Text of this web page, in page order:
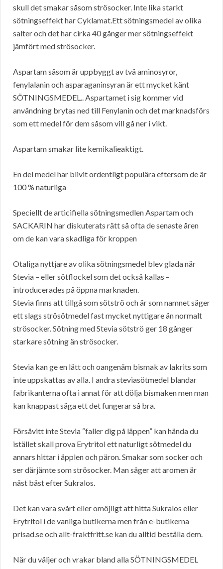
skull det smakar såsom strösocker. Inte lika starkt
sötningseffekt har Cyklamat.Ett sötningsmedel av olika
salter och det har cirka 40 gånger mer sötningseffekt
jämfört med strösocker.
Aspartam såsom är uppbyggt av två aminosyror,
fenylalanin och asparaganinsyran är ett mycket känt
SÖTNINGSMEDEL.. Aspartamet i sig kommer vid
användning brytas ned till Fenylanin och det marknadsförs
som ett medel för dem såsom vill gå ner i vikt.
Aspartam smakar lite kemikalieaktigt.
En del medel har blivit ordentligt populära eftersom de är
100 % naturliga
Speciellt de articifiella sötningsmedlen Aspartam och
SACKARIN har diskuterats rätt så ofta de senaste åren
om de kan vara skadliga för kroppen
Otaliga nyttjare av olika sötningsmedel blev glada när
Stevia – eller sötflockel som det också kallas –
introducerades på öppna marknaden.
Stevia finns att tillgå som sötströ och är som namnet säger
ett slags strösötmedel fast mycket nyttigare än normalt
strösocker. Sötning med Stevia sötströ ger 18 gånger
starkare sötning än strösocker.
Stevia kan ge en lätt och oangenäm bismak av lakrits som
inte uppskattas av alla. I andra steviasötmedel blandar
fabrikanterna ofta i annat för att dölja bismaken men man
kan knappast säga ett det fungerar så bra.
Försåvitt inte Stevia “faller dig på läppen” kan hända du
istället skall prova Erytritol ett naturligt sötmedel du
annars hittar i äpplen och päron. Smakar som socker och
ser därjämte som strösocker. Man säger att aromen är
näst bäst efter Sukralos.
Det kan vara svårt eller omöjligt att hitta Sukralos eller
Erytritol i de vanliga butikerna men från e-butikerna
prisad.se och allt-fraktfritt.se kan du alltid beställa dem.
När du väljer och vrakar bland alla SÖTNINGSMEDEL